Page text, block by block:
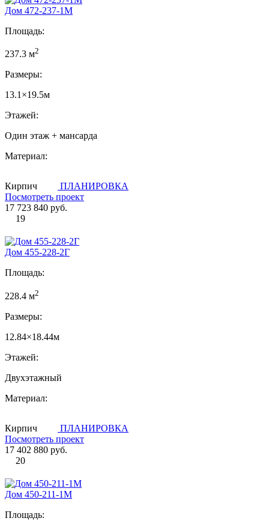
Дом 472-237-1М
Площадь:
237.3 м2
Размеры:
13.1×19.5м
Этажей:
Один этаж + мансарда
Материал:
Кирпич
ПЛАНИРОВКА
Посмотреть проект
17 723 840 руб.
19
Дом 455-228-2Г
Площадь:
228.4 м2
Размеры:
12.84×18.44м
Этажей:
Двухэтажный
Материал:
Кирпич
ПЛАНИРОВКА
Посмотреть проект
17 402 880 руб.
20
Дом 450-211-1М
Площадь: